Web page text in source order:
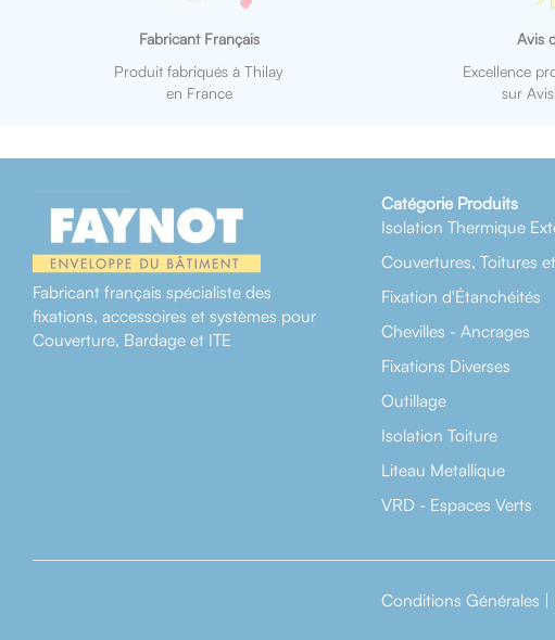
Fabricant Français
Produit fabriqués à Thilay
en France
Avis
Excellence
sur
Fabricant français spécialiste des
fixations, accessoires et systèmes pour
Couverture, Bardage et ITE
Catégorie Produits
Isolation Thermique
Couvertures, Toitures
Fixation d'Étanchéités
Chevilles - Ancrages
Fixations Diverses
Outillage
Isolation Toiture
Liteau Metallique
VRD - Espaces Verts
Conditions Générales |